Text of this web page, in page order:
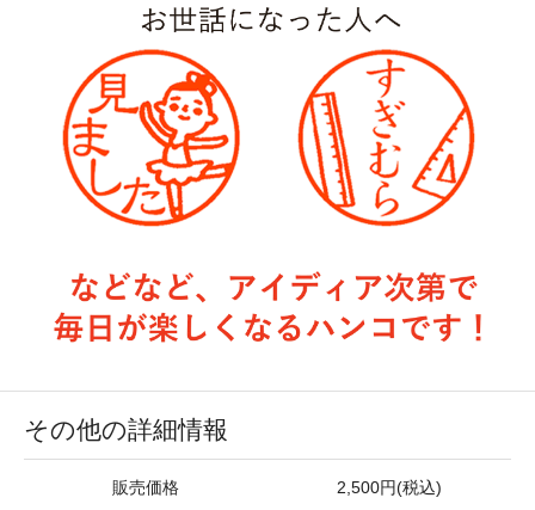
その他の詳細情報
販売価格 2,500円(税込)